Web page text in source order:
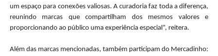
um espaço para conexões valiosas. A curadoria faz toda a diferença,
reunindo marcas que compartilham dos mesmos valores e
proporcionando ao público uma experiência especial”, reitera.
Além das marcas mencionadas, também participam do Mercadinho: